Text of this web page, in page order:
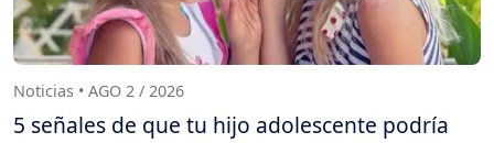
Noticias • AGO 2 / 2026
5 señales de que tu hijo adolescente podría